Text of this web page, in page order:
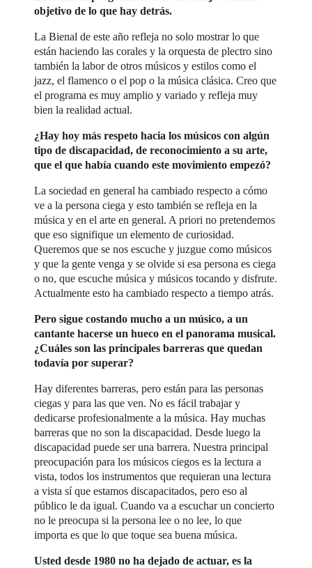
objetivo de lo que hay detrás.
La Bienal de este año refleja no solo mostrar lo que
están haciendo las corales y la orquesta de plectro sino
también la labor de otros músicos y estilos como el
jazz, el flamenco o el pop o la música clásica. Creo que
el programa es muy amplio y variado y refleja muy
bien la realidad actual.
¿Hay hoy más respeto hacia los músicos con algún
tipo de discapacidad, de reconocimiento a su arte,
que el que había cuando este movimiento empezó?
La sociedad en general ha cambiado respecto a cómo
ve a la persona ciega y esto también se refleja en la
música y en el arte en general. A priori no pretendemos
que eso signifique un elemento de curiosidad.
Queremos que se nos escuche y juzgue como músicos
y que la gente venga y se olvide si esa persona es ciega
o no, que escuche música y músicos tocando y disfrute.
Actualmente esto ha cambiado respecto a tiempo atrás.
Pero sigue costando mucho a un músico, a un
cantante hacerse un hueco en el panorama musical.
¿Cuáles son las principales barreras que quedan
todavía por superar?
Hay diferentes barreras, pero están para las personas
ciegas y para las que ven. No es fácil trabajar y
dedicarse profesionalmente a la música. Hay muchas
barreras que no son la discapacidad. Desde luego la
discapacidad puede ser una barrera. Nuestra principal
preocupación para los músicos ciegos es la lectura a
vista, todos los instrumentos que requieran una lectura
a vista sí que estamos discapacitados, pero eso al
público le da igual. Cuando va a escuchar un concierto
no le preocupa si la persona lee o no lee, lo que
importa es que lo que toque sea buena música.
Usted desde 1980 no ha dejado de actuar, es la